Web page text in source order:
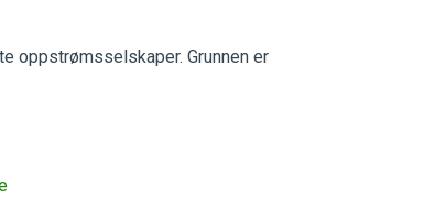
oppstrømsselskaper. Grunnen er